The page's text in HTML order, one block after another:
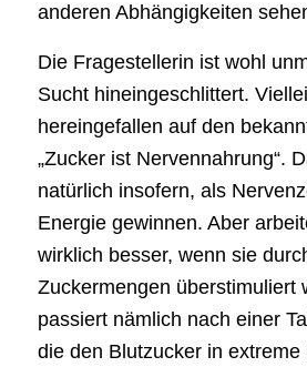
anderen Abhängigkeiten
Die Fragestellerin ist wohl
Sucht hineingeschlittert.
hereingefallen auf den
„Zucker ist Nervennahrung“.
natürlich insofern, als
Energie gewinnen. Aber
wirklich besser, wenn sie
Zuckermengen überstimuliert
passiert nämlich nach einer
die den Blutzucker in extreme